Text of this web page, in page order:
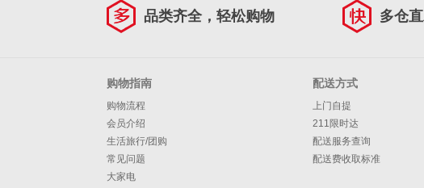
品类齐全，轻松购物 多仓
购物指南
购物流程
会员介绍
生活旅行/团购
常见问题
大家电
配送方式
上门自提
211限时达
配送服务查询
配送费收取标准